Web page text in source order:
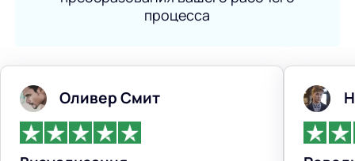
процесса
Оливер Смит